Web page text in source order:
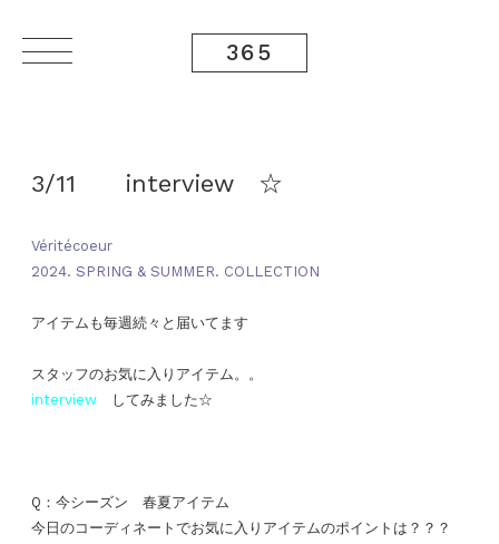
365
3/11 interview ☆
Véritécoeur
2024. SPRING & SUMMER. COLLECTION
アイテムも毎週続々と届いてます
スタッフのお気に入りアイテム。。
interviewしてみました☆
Q：今シーズン 春夏アイテム
今日のコーディネートでお気に入りアイテムのポイントは？？？